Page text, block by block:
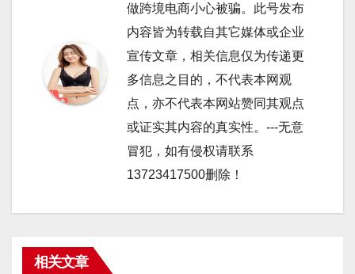
做跨境电商小心被骗。此号发布
内容皆为转载自其它媒体或企业
宣传文章，相关信息仅为传递更
多信息之目的，不代表本网观
点，亦不代表本网站赞同其观点
或证实其内容的真实性。---无意
冒犯，如有侵权请联系
13723417500删除！
相关文章